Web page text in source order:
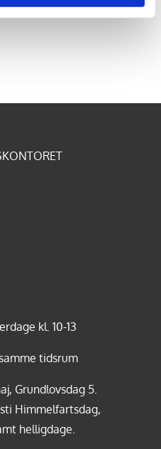
kl. 10-13
tidsrum
Grundlovsdag 5.
Himmelfartsdag,
helligdage.